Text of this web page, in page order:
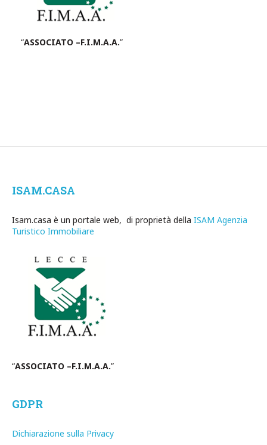
“ASSOCIATO –F.I.M.A.A.”
ISAM.CASA
Isam.casa è un portale web, di proprietà della ISAM Agenzia
Turistico Immobiliare
“ASSOCIATO –F.I.M.A.A.”
GDPR
Dichiarazione sulla Privacy